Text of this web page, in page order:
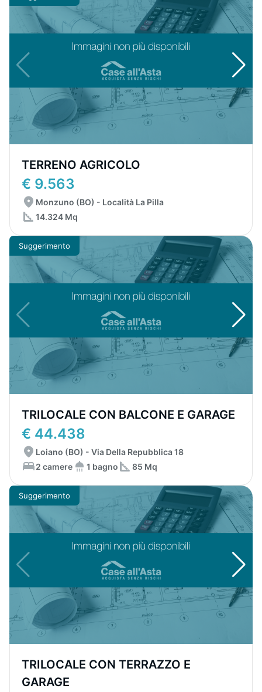
TERRENO AGRICOLO
€ 9.563
Monzuno (BO) - Località La Pilla
14.324 Mq
Suggerimento
TRILOCALE CON BALCONE E GARAGE
€ 44.438
Loiano (BO) - Via Della Repubblica 18
2 camere
1 bagno 85 Mq
Suggerimento
TRILOCALE CON TERRAZZO E
GARAGE